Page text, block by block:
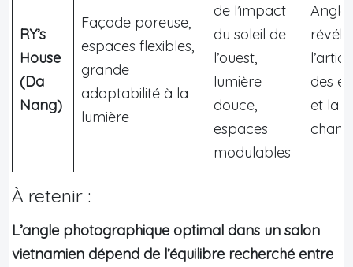
RY’s
House
(Da
Nang)
Façade poreuse,
espaces flexibles,
grande
adaptabilité à la
lumière
de l’impact
du soleil de
l’ouest,
lumière
douce,
espaces
modulables
Angle
des
et la
À retenir :
L’angle photographique optimal dans un salon
vietnamien dépend de l’équilibre recherché entre